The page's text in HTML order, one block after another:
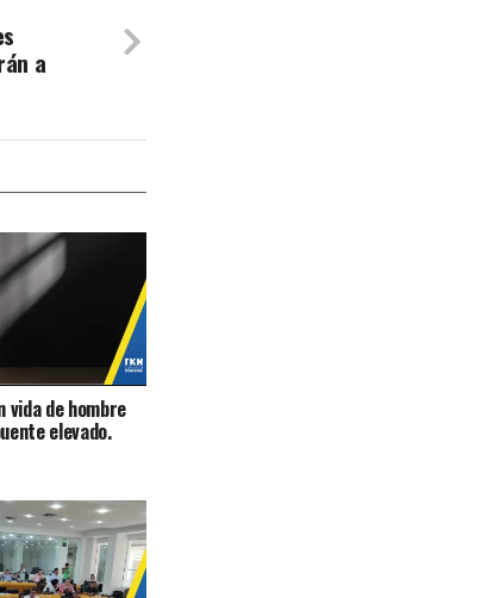
a
vida de hombre
elevado.